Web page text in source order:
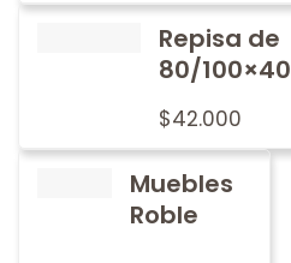
Repisa de
80/100×40
$42.000
Muebles
Roble